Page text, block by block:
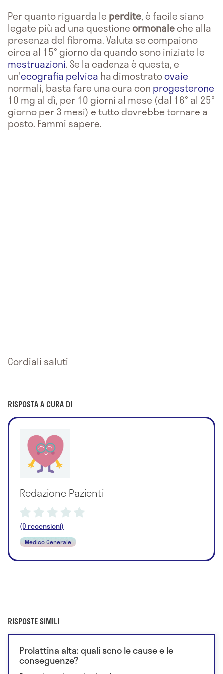
Per quanto riguarda le perdite, è facile siano
legate più ad una questioneormonaleche alla
presenza del fibroma. Valuta se compaiono
circa al 15° giorno da quando sono iniziate le
mestruazioni. Se la cadenza è questa, e
un'ecografia pelvica ha dimostratoovaie
normali, basta fare una cura con progesterone
10 mg al dì, per 10 giorni al mese (dal 16° al 25°
giorno per 3 mesi) e tutto dovrebbe tornare a
posto. Fammi sapere.
Cordiali saluti
RISPOSTA A CURA DI
Redazione Pazienti
(0 recensioni)
Medico Generale
RISPOSTE SIMILI
Prolattina alta: quali sono le cause e le
conseguenze?